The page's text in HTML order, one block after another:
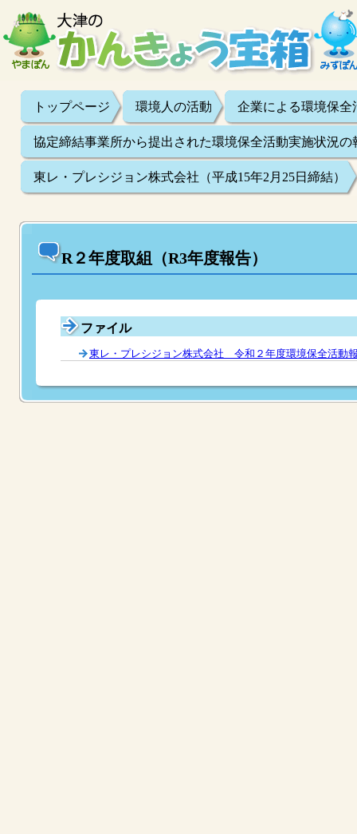
トップページ 環境人の活動 企業による環境保全
協定締結事業所から提出された環境保全活動実施状況の
東レ・プレシジョン株式会社（平成15年2月25日締結）
R２年度取組（R3年度報告）
ファイル
東レ・プレシジョン株式会社 令和２年度環境保全活動